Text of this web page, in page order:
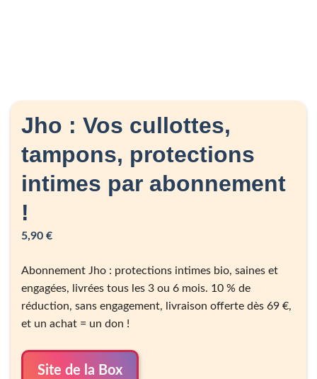
Jho : Vos cullottes,
tampons, protections
intimes par abonnement
!
5,90 €
Abonnement Jho : protections intimes bio, saines et
engagées, livrées tous les 3 ou 6 mois. 10 % de
réduction, sans engagement, livraison offerte dès 69 €,
et un achat = un don !
Site de la Box